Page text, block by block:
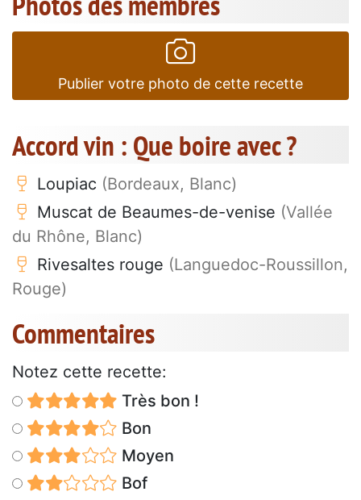
Publier votre photo de cette recette
Accord vin : Que boire avec ?
Loupiac (Bordeaux, Blanc)
Muscat de Beaumes-de-venise (Vallée
du Rhône, Blanc)
Rivesaltes rouge (Languedoc-Roussillon,
Rouge)
Commentaires
Notez cette recette:
Très bon !
Bon
Moyen
Bof